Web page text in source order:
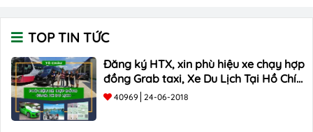
về dịch vụ hỗ trợ làm hộ
chiếu nhanh.
TOP TIN TỨC
Đăng ký HTX, xin phù hiệu xe chạy hợp
đồng Grab taxi, Xe Du Lịch Tại Hồ Chí
Minh Giá Rẻ
40969 24-06-2018